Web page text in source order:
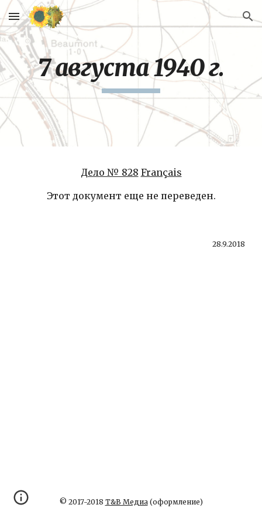
Skip to main content Skip to navigation
7 августа 1940 г.
Дело № 828 Français
Этот документ еще не переведен.
28.9.2018
© 2017-2018 Т&В Медиа(оформление)